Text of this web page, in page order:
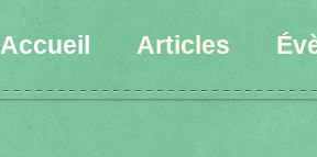
Accueil Articles